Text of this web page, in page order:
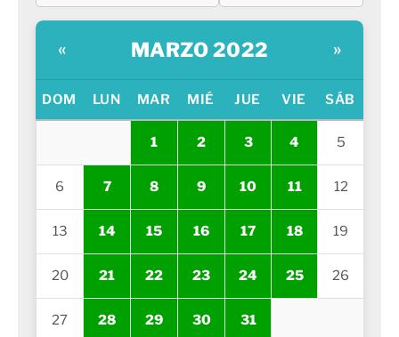
« MARZO 2022 »
DOM LUN MAR MIÉ JUE VIE SÁB
1 2 3 4 5
6 7 8 9 10 11 12
13 14 15 16 17 18 19
20 21 22 23 24 25 26
27 28 29 30 31